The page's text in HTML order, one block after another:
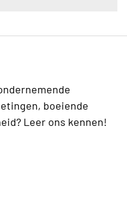
boeiende
Leer ons kennen!